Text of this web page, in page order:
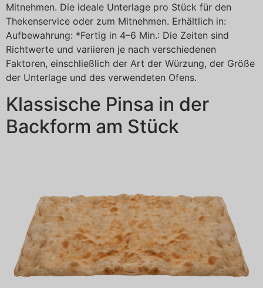
Mitnehmen. Die ideale Unterlage pro Stück für den
Thekenservice oder zum Mitnehmen. Erhältlich in:
Aufbewahrung: *Fertig in 4–6 Min.: Die Zeiten sind
Richtwerte und variieren je nach verschiedenen
Faktoren, einschließlich der Art der Würzung, der Größe
der Unterlage und des verwendeten Ofens.
Klassische Pinsa in der
Backform am Stück